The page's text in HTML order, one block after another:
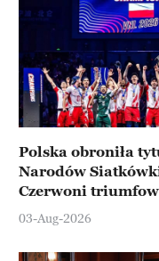
Polska obroniła
Narodów
Czerwoni
Ningbo
03-Aug-2026